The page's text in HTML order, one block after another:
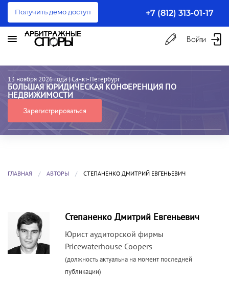
Получить демо доступ +7 (812) 313-01-17
Войти
13 ноября 2026 года | Санкт-Петербург
БОЛЬШАЯ ЮРИДИЧЕСКАЯ КОНФЕРЕНЦИЯ ПО
НЕДВИЖИМОСТИ
Зарегистрироваться
ГЛАВНАЯ АВТОРЫ СТЕПАНЕНКО ДМИТРИЙ ЕВГЕНЬЕВИЧ
Степаненко Дмитрий Евгеньевич
Юрист аудиторской фирмы
Pricewaterhouse Coopers
(должность актуальна на момент последней
публикации)